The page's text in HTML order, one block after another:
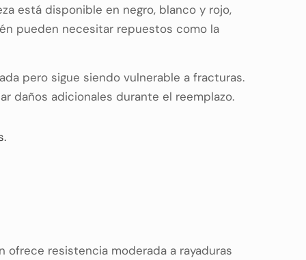
está disponible en negro, blanco y rojo,
pueden necesitar repuestos como la
pero sigue siendo vulnerable a fracturas.
daños adicionales durante el reemplazo.
resistencia moderada a rayaduras